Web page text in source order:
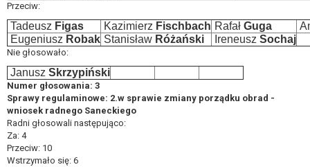
Przeciw:
Tadeusz Figas Kazimierz Fischbach Rafał Guga
Eugeniusz Robak Stanisław Różański Ireneusz Sochaj
Nie głosowało:
Janusz Skrzypiński
Numer głosowania: 3
Sprawy regulaminowe: 2.w sprawie zmiany porządku obrad -
wniosek radnego Saneckiego
Radni głosowali następująco:
Za: 4
Przeciw: 10
Wstrzymało się: 6